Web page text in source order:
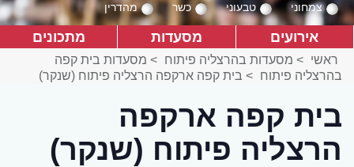
צמחוני טבעוני כשר מהדרין
אירועים מסעדות מתכונים
ראשי > מסעדות בהרצליה פיתוח > מסעדות בית קפה
בהרצליה פיתוח > בית קפה ארקפה הרצליה פיתוח (שנקר)
בית קפה ארקפה
הרצליה פיתוח (שנקר)